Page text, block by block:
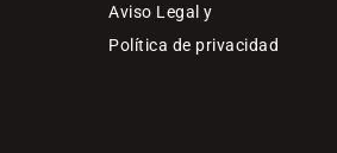
Aviso Legal y
Política de privacidad